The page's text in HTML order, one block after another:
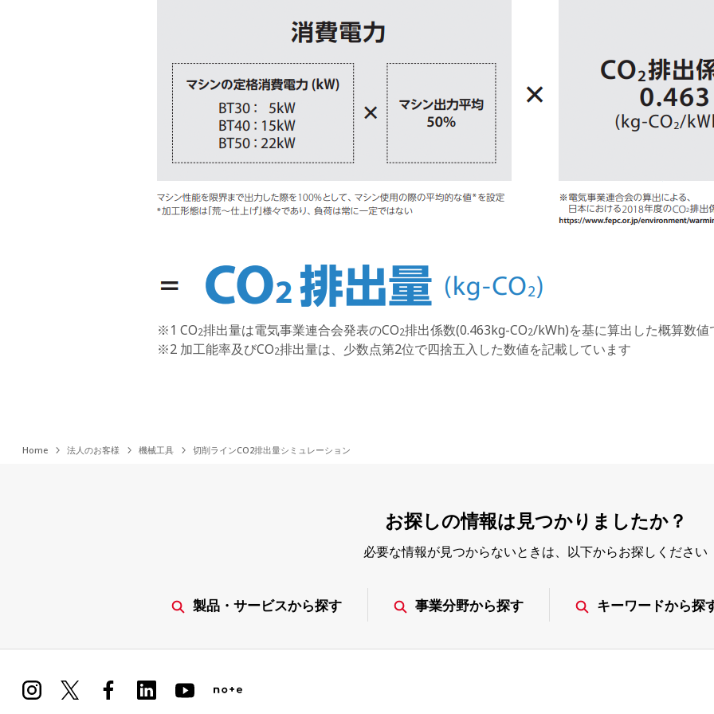
※1 CO2排出量は電気事業連合会発表のCO2排出係数(0.463kg-CO2/kWh)を基に算出した概算数値
※2 加工能率及びCO2排出量は、少数点第2位で四捨五入した数値を記載しています
Home 法人のお客様 機械工具 切削ラインCO2排出量シミュレーション
お探しの情報は見つかりましたか？
必要な情報が見つからないときは、 以下からお探しください
製品・サービスから探す 事業分野から探す キーワードから探